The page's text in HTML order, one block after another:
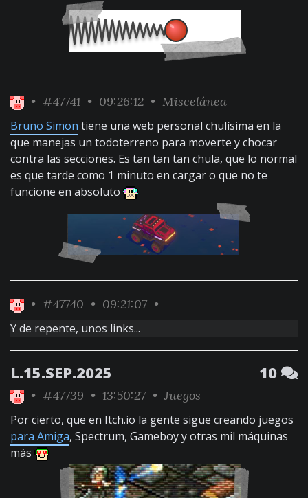
• #47741 • 09:26:12 • Miscelánea
Bruno Simon tiene una web personal chulísima en la
que manejas un todoterreno para moverte y chocar
contra las secciones. Es tan tan tan chula, que lo normal
es que tarde como 1 minuto en cargar o que no te
funcione en absoluto
• #47740 • 09:21:07 •
Y de repente, unos links...
L.15.SEP.2025 10
• #47739 • 13:50:27 • Juegos
Por cierto, que en Itch.io la gente sigue creando juegos
para Amiga, Spectrum, Gameboy y otras mil máquinas
más